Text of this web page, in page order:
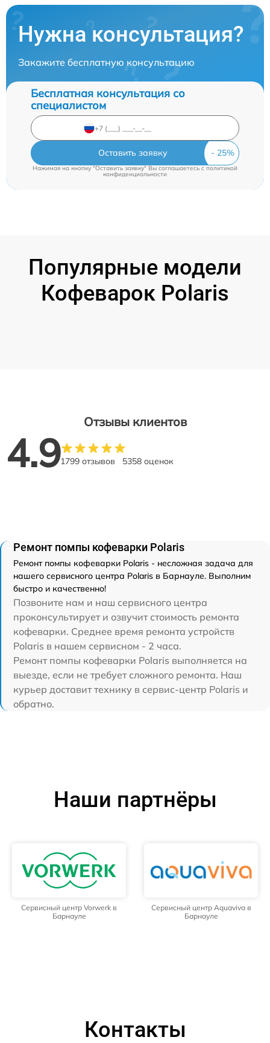
Нужна консультация?
Закажите бесплатную консультацию
Бесплатная консультация со
специалистом
Оставить заявку
Нажимая на кнопку "Оставить заявку" Вы соглашаетесь cполитикой
конфиденциальности
Популярные модели
Кофеварок Polaris
Отзывы клиентов
4.91799 отзывов 5358 оценок
Ремонт помпы кофеварки Polaris
Ремонт помпы кофеварки Polaris - несложная задача для
нашего сервисного центра Polaris в Барнауле. Выполним
быстро и качественно!
Позвоните нам и наш сервисного центра
проконсультирует и озвучит стоимость ремонта
кофеварки. Среднее время ремонта устройств
Polaris в нашем сервисном - 2 часа.
Ремонт помпы кофеварки Polaris выполняется на
выезде, если не требует сложного ремонта. Наш
курьер доставит технику в сервис-центр Polaris и
обратно.
Наши партнёры
Сервисный центр Vorwerk в
Барнауле
Сервисный центр Aquaviva в
Барнауле
Контакты